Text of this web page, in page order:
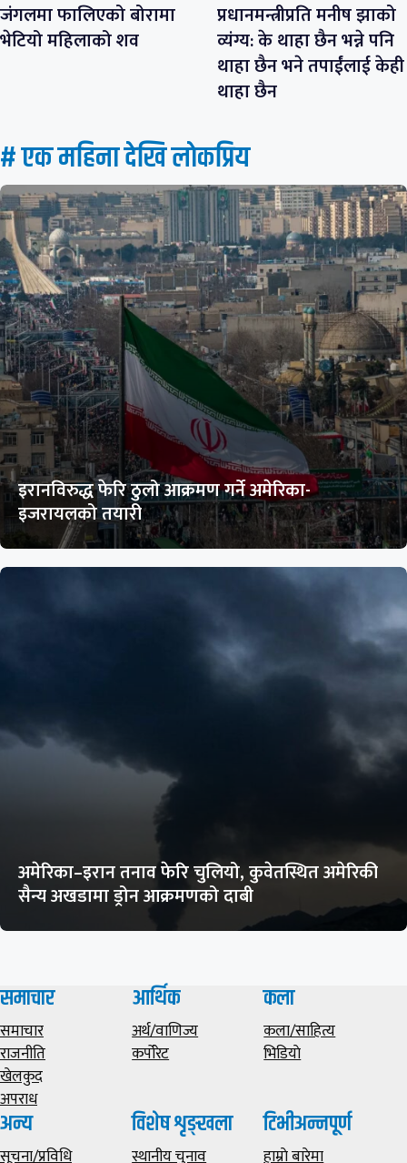
जंगलमा फालिएको बोरामा
भेटियो महिलाको शव
प्रधानमन्त्रीप्रति मनीष झाको
व्यंग्य: के थाहा छैन भन्ने पनि
थाहा छैन भने तपाईंलाई केही
थाहा छैन
# एक महिना देखि लाेकप्रिय
इरानविरुद्ध फेरि ठुलो आक्रमण गर्ने अमेरिका-
इजरायलको तयारी
अमेरिका–इरान तनाव फेरि चुलियो, कुवेतस्थित अमेरिकी
सैन्य अखडामा ड्रोन आक्रमणको दाबी
समाचार
समाचार
राजनीति
खेलकुद
अपराध
आर्थिक
अर्थ/वाणिज्य
कर्पोरेट
कला
कला/साहित्य
भिडियाे
अन्य
सूचना/प्रविधि
विशेष शृङ्खला
स्थानीय चुनाव
टिभीअन्नपूर्ण
हाम्राे बारेमा